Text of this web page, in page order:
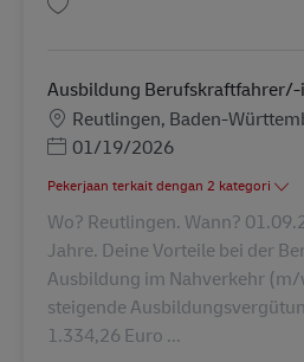
Ausbildung
LokasiReutlingen, Baden-
Posted Date
01/19/2026
Pekerjaan terkait dengan 2 kategori
Wo? Reutlingen. Wann?
Jahre. Deine Vorteile bei der
Ausbildung im Nahverkehr
steigende
1.334,26 Euro ...